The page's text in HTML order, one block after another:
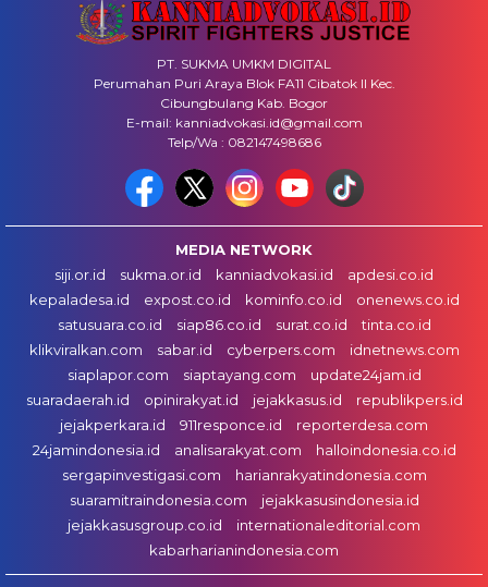
PT. SUKMA UMKM DIGITAL
Perumahan Puri Araya Blok FA11 Cibatok II Kec.
Cibungbulang Kab. Bogor
E-mail: kanniadvokasi.id@gmail.com
Telp/Wa : 082147498686
MEDIA NETWORK
siji.or.id
sukma.or.id kanniadvokasi.id
apdesi.co.id
kepaladesa.id
expost.co.id kominfo.co.id
onenews.co.id
satusuara.co.id
siap86.co.id surat.co.id
tinta.co.id
klikviralkan.com
sabar.id cyberpers.com
idnetnews.com
siaplapor.com
siaptayang.com
update24jam.id
suaradaerah.id
opinirakyat.id jejakkasus.id
republikpers.id
jejakperkara.id
911responce.id
reporterdesa.com
24jamindonesia.id
analisarakyat.com
halloindonesia.co.id
sergapinvestigasi.com
harianrakyatindonesia.com
suaramitraindonesia.com
jejakkasusindonesia.id
jejakkasusgroup.co.id
internationaleditorial.com
kabarharianindonesia.com